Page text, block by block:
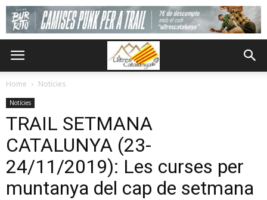
Home Notícies
Notícies
TRAIL SETMANA
CATALUNYA (23-
24/11/2019): Les curses per
muntanya del cap de setmana